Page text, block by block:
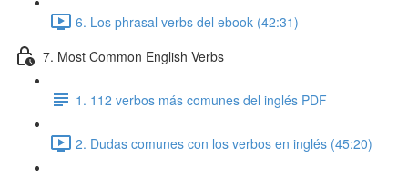
6. Los phrasal verbs del ebook (42:31)
7. Most Common English Verbs
1. 112 verbos más comunes del inglés PDF
2. Dudas comunes con los verbos en inglés (45:20)